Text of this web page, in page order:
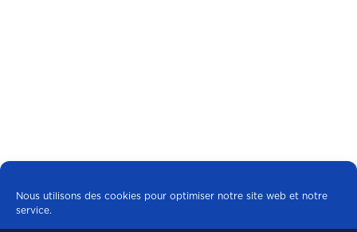
Nous utilisons des cookies pour optimiser notre site web et notre
service.